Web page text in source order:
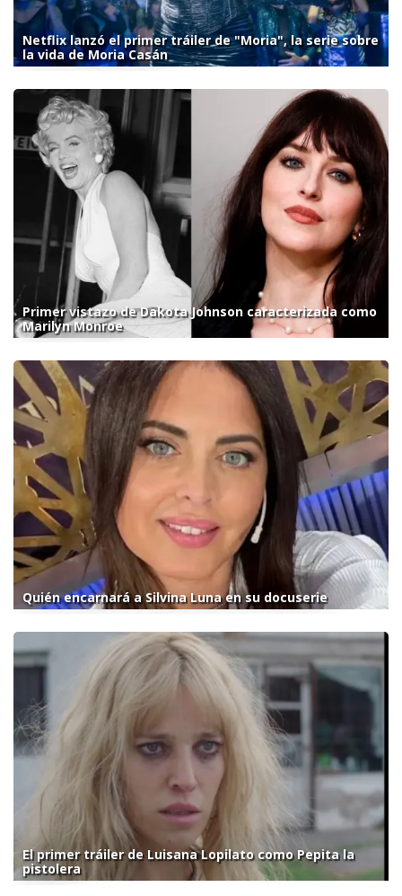
Netflix lanzó el primer tráiler de "Moria", la serie sobre
la vida de Moria Casán
Primer vistazo de Dakota Johnson caracterizada como
Marilyn Monroe
Quién encarnará a Silvina Luna en su docuserie
El primer tráiler de Luisana Lopilato como Pepita la
pistolera